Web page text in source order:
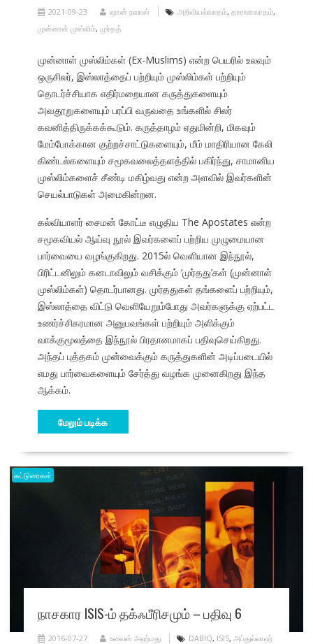
2021-09-23 ஷான் நவாஸ் அறிவியல்வாதம், தாராளவாதம்,
முன்னாள் முஸ்லிம், முர்தத்
முன்னாள் முஸ்லிம்கள் (Ex-Muslims) என்ற பெயரில் உலவும்
ஒருசிலர், இஸ்லாத்தைப் பற்றியும் முஸ்லிம்கள் பற்றியும்
தொடர்ச்சியாக எதிர்மறையான கருத்துகளையும்
அவதூறுகளையும் பரப்பி வருவதை உங்களில் சிலர்
கவனித்திருக்கக்கூடும். கருத்தாழம் ஏதுமின்றி, மிகவும்
மேம்போக்கான குற்றச்சாட்டுகளையும், மீம் மாதிரியான கேலி
கிண்டல்களையும் சமூகவலைத்தளத்தில் பகிர்ந்து, சாமானிய
முஸ்லிம்களைச் சீண்டி மகிழ்வது என்ற அளவில் இவர்களின்
செயல்பாடுகள் அமைகின்றன.
கல்வியாளர் சைமன் கோட்டீ எழுதிய The Apostates என்ற
சமூகவியல் ஆய்வு நூல் இவர்களைப் பற்றிய முழுமையான
பார்வையை வழங்குகிறது. 2015ல் வெளியான இந்நூல்,
பிரிட்டனிலும் கனடாவிலும் வசிக்கும் ‘முர்தது’கள் (முன்னாள்
முஸ்லிம்கள்) தொடர்பானது. முர்ததுகள் தங்களைப் பற்றியும்,
இஸ்லாத்தை விட்டு வெளியேறும்போது அவர்களுக்கு ஏற்பட்ட
உணர்ச்சிகரமான அனுபவங்கள் பற்றியும் அளிக்கும்
வாக்குமூலத்தை இந்நூல் பிரதானமாகப் பதிவுசெய்கிறது.
அந்தப் புத்தகம் முன்வைக்கும் கருத்துகளின் அடிப்படையில்
எமது பார்வைகளையும் சேர்த்து வழங்க முனைகிறது இந்த
ஆக்கம்.
மேலும் படிக்க
கட்டுரைகள்
நாசகார ISIS-ம் தக்ஃபீரிசமும் – பதிவு 6
2016-07-27 உவைஸ் அஹ்மது DABIQ, ISIS, அப்துல்லாஹ்